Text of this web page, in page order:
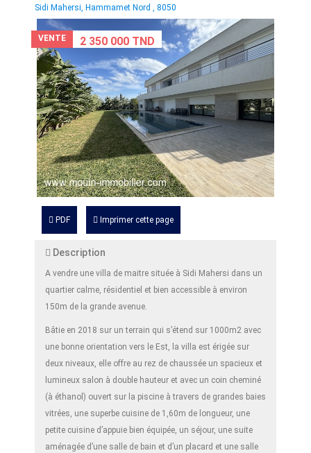
Sidi Mahersi, Hammamet Nord , 8050
VENTE 2 350 000 TND
PDF Imprimer cette page
Description
A vendre une villa de maitre située à Sidi Mahersi dans un
quartier calme, résidentiel et bien accessible à environ
150m de la grande avenue.
Bâtie en 2018 sur un terrain qui s’étend sur 1000m2 avec
une bonne orientation vers le Est, la villa est érigée sur
deux niveaux, elle offre au rez de chaussée un spacieux et
lumineux salon à double hauteur et avec un coin cheminé
(à éthanol) ouvert sur la piscine à travers de grandes baies
vitrées, une superbe cuisine de 1,60m de longueur, une
petite cuisine d’appuie bien équipée, un séjour, une suite
aménagée d’une salle de bain et d’un placard et une salle